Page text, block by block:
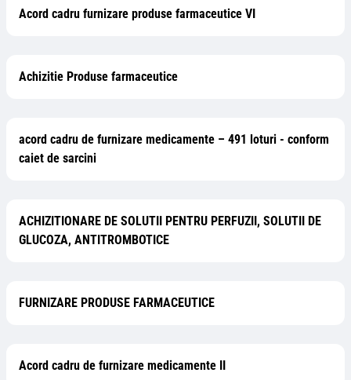
Acord cadru furnizare produse farmaceutice VI
Achizitie Produse farmaceutice
acord cadru de furnizare medicamente – 491 loturi - conform
caiet de sarcini
ACHIZITIONARE DE SOLUTII PENTRU PERFUZII, SOLUTII DE
GLUCOZA, ANTITROMBOTICE
FURNIZARE PRODUSE FARMACEUTICE
Acord cadru de furnizare medicamente II